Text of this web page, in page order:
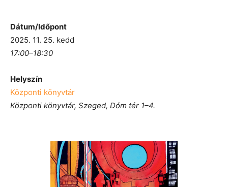
Dátum/Időpont
2025. 11. 25. kedd
17:00–18:30
Helyszín
Központi könyvtár
Központi könyvtár, Szeged, Dóm tér 1–4.